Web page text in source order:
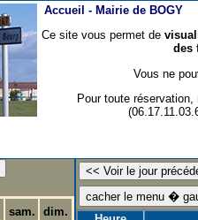
Accueil - Mairie de BOGY
Ce site vous permet de
des
Vous ne
Pour toute
sam.
dim.